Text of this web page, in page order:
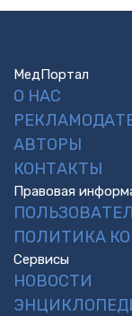
МедПортал
О НАС
АВТОРЫ
КОНТАКТЫ
Правовая
ПОЛИТИКА
Сервисы
НОВОСТИ